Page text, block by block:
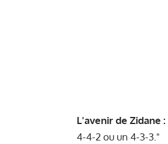
L'avenir de Zidane :
4-4-2 ou un 4-3-3."